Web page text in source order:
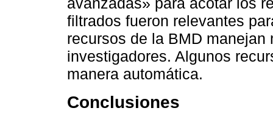
filtrados fueron relevantes
recursos de la BMD
investigadores. Algunos
manera automática.
Conclusiones